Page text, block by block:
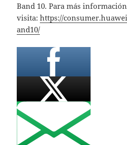
Band 10. Para más información
visita:https://
and10/